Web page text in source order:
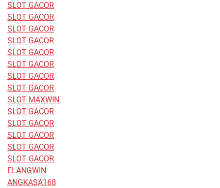
SLOT GACOR
SLOT GACOR
SLOT GACOR
SLOT GACOR
SLOT GACOR
SLOT GACOR
SLOT GACOR
SLOT GACOR
SLOT MAXWIN
SLOT GACOR
SLOT GACOR
SLOT GACOR
SLOT GACOR
SLOT GACOR
ELANGWIN
ANGKASA168